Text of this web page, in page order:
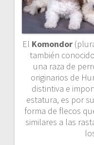
El Komondor
también
una raza de
originarios de
distintiva e
estatura, es por
forma de flecos
similares a las